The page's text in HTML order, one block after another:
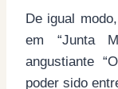
De igual
em “Junta
angustiante
poder sido